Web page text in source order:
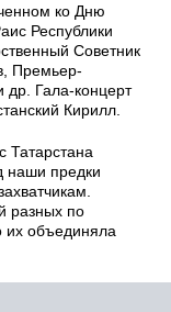
ко Дню
Республики
Советник
Премьер-
др. Гала-концерт
Кирилл.
Татарстана
наши предки
разных по
их объединяла